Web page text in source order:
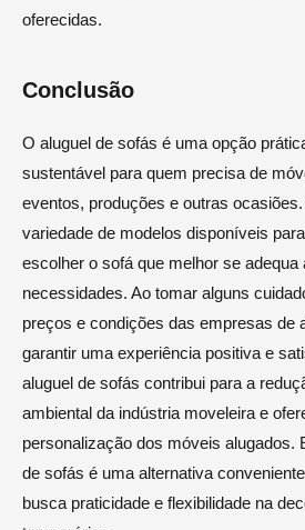
oferecidas.
Conclusão
O aluguel de sofás é uma opção
sustentável para quem precisa de
eventos, produções e outras
variedade de modelos disponíveis
escolher o sofá que melhor se
necessidades. Ao tomar alguns
preços e condições das empresas de
garantir uma experiência positiva e
aluguel de sofás contribui para a
ambiental da indústria moveleira e
personalização dos móveis alugados.
de sofás é uma alternativa
busca praticidade e flexibilidade na